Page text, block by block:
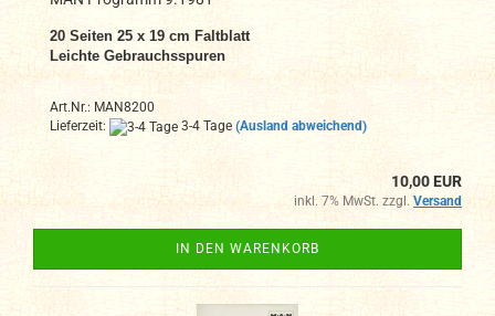
20 Seiten 25 x 19 cm Faltblatt
Leichte Gebrauchsspuren
Art.Nr.: MAN8200
Lieferzeit:
3-4 Tage (Ausland abweichend)
10,00 EUR
inkl. 7% MwSt. zzgl. Versand
IN DEN WARENKORB